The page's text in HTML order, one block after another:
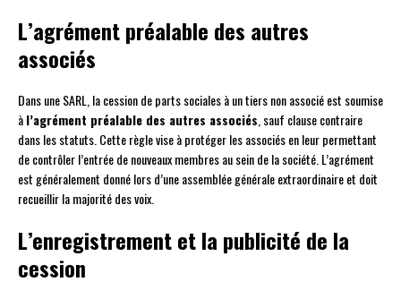
L’agrément préalable des autres
associés
Dans une SARL, la cession de parts sociales à un tiers non associé est soumise
àl’agrément préalable des autres associés , sauf clause contraire
dans les statuts. Cette règle vise à protéger les associés en leur permettant
de contrôler l’entrée de nouveaux membres au sein de la société. L’agrément
est généralement donné lors d’une assemblée générale extraordinaire et doit
recueillir la majorité des voix.
L’enregistrement et la publicité de la
cession